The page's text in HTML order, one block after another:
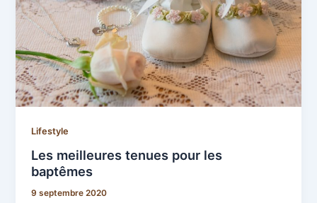
Lifestyle
Les meilleures tenues pour les
baptêmes
9 septembre 2020